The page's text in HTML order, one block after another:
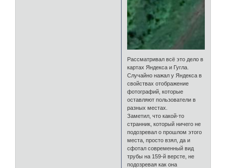
Рассматривал всё это дело в
картах Яндекса и Гугла.
Случайно нажал у Яндекса в
свойствах отображение
фотографий, которые
оставляют пользователи в
разных местах.
Заметил, что какой-то
странник, который ничего не
подозревал о прошлом этого
места, просто взял, да и
сфотал современный вид
трубы на 159-й версте, не
подозревая как она